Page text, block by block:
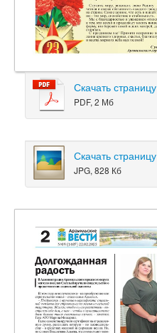
Скачать страницу
PDF, 2 Мб
Скачать страницу
JPG, 828 Кб